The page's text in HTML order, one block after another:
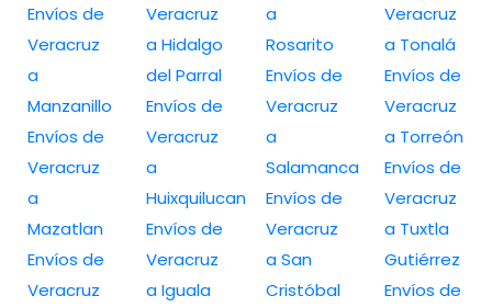
Envíos de
Veracruz
a
Manzanillo
Envíos de
Veracruz
a
Mazatlan
Envíos de
Veracruz
Veracruz
a Hidalgo
del Parral
Envíos de
Veracruz
a
Huixquilucan
Envíos de
Veracruz
a Iguala
a
Rosarito
Envíos de
Veracruz
a
Salamanca
Envíos de
Veracruz
a San
Cristóbal
Veracruz
a Tonalá
Envíos de
Veracruz
a Torreón
Envíos de
Veracruz
a Tuxtla
Gutiérrez
Envíos de